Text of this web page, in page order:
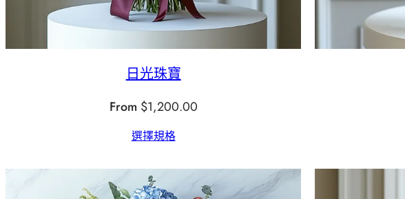
日光珠寶
From $1,200.00
選擇規格